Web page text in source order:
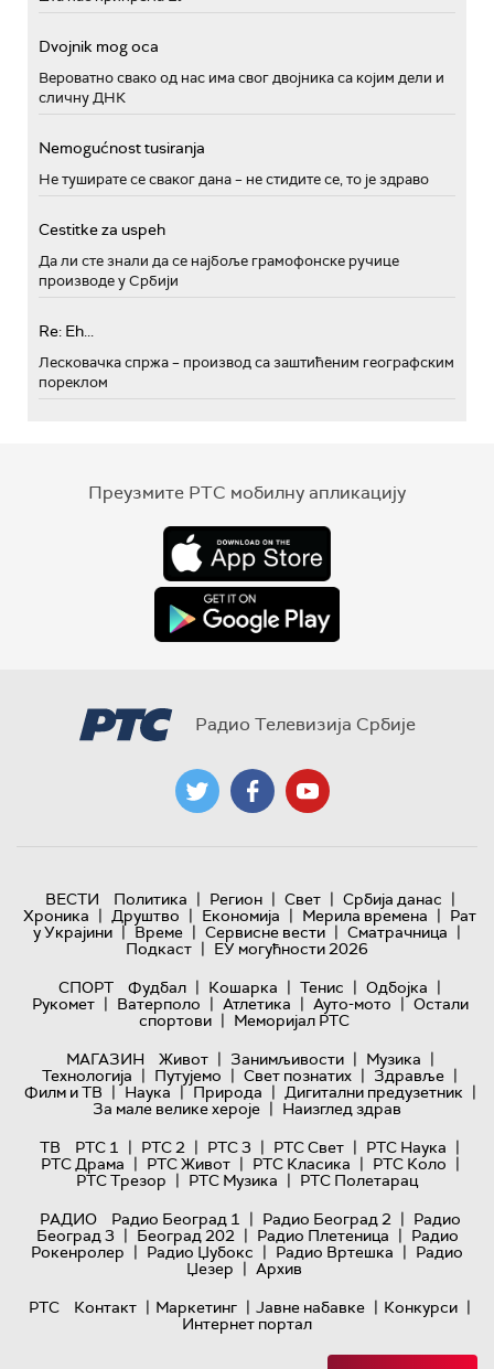
Dvojnik mog oca
Вероватно свако од нас има свог двојника са којим дели и
сличну ДНК
Nemogućnost tusiranja
Не туширате се сваког дана – не стидите се, то је здраво
Cestitke za uspeh
Да ли сте знали да се најбоље грамофонске ручице
производе у Србији
Re: Eh...
Лесковачка спржа – производ са заштићеним географским
пореклом
Преузмите РТС мобилну апликацију
Радио Телевизија Србије
ВЕСТИ Политика | Регион | Свет | Србија данас |
Хроника | Друштво | Економија | Мерила времена | Рат
у Украјини | Време | Сервисне вести | Сматрачница |
Подкаст | ЕУ могућности 2026
СПОРТ
Фудбал | Кошарка | Тенис | Одбојка |
Рукомет | Ватерполо | Атлетика | Ауто-мото | Остали
спортови | Меморијал РТС
МАГАЗИН
Живот | Занимљивости | Музика |
Технологијa | Путујемо | Свет познатих | Здравље |
Филм и ТВ | Наука | Природа | Дигитални предузетник |
За мале велике хероје | Наизглед здрав
ТВ
РТС 1 | РТС 2 | РТС 3 | РТС Свет | РТС Наука |
РТС Драма | РТС Живот | РТС Класика | РТС Коло |
РТС Трезор | РТС Музика | РТС Полетарац
РАДИО
Радио Београд 1 | Радио Београд 2 | Радио
Београд 3 | Београд 202 | Радио Плетеница | Радио
Рокенролер | Радио Џубокс | Радио Вртешка | Радио
Џезер | Архив
РТС
Контакт | Маркетинг | Јавне набавке | Конкурси |
Интернет портал